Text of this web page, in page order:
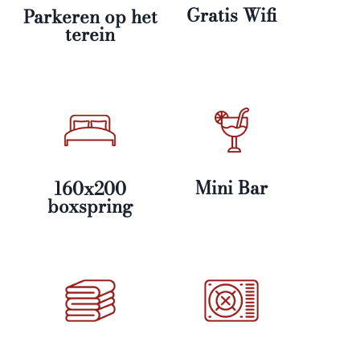
Parkeren op het
terein
Gratis Wifi
160x200
boxspring
Mini Bar